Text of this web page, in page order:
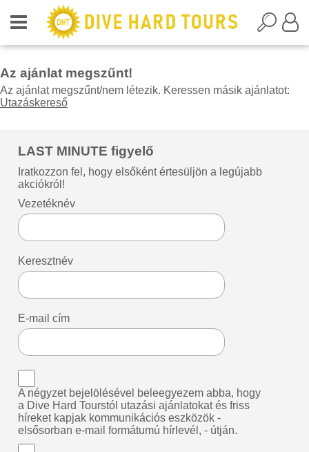
Az ajánlat megszűnt!
Az ajánlat megszűnt/nem létezik. Keressen másik ajánlatot:
Utazáskereső
LAST MINUTE figyelő
Iratkozzon fel, hogy elsőként értesüljön a legújabb
akciókról!
Vezetéknév
Keresztnév
E-mail cím
A négyzet bejelölésével beleegyezem abba, hogy
a Dive Hard Tourstól utazási ajánlatokat és friss
híreket kapjak kommunikációs eszközök -
elsősorban e-mail formátumú hírlevél, - útján.